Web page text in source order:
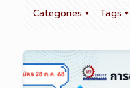
Categories Tags